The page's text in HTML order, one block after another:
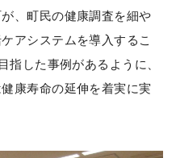
、町民の健康調査を細や
アシステムを導入するこ
指した事例があるように、
康寿命の延伸を着実に実